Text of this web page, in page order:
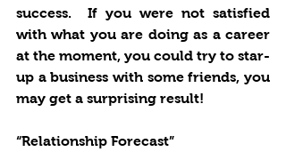
success.  If you were not satisfied
with what you are doing as a career
at the moment, you could try to star-
up a business with some friends, you
may get a surprising result!
“Relationship Forecast”